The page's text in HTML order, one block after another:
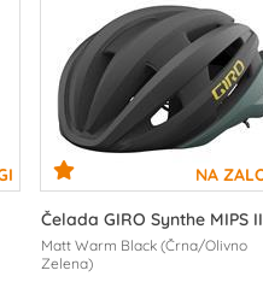
Čelada GIRO Synthe MIPS II
Matt Warm Black (Črna/Olivno
Zelena)